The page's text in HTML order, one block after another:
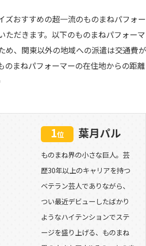
ズおすすめの超一流のものまねパフォー
ただきます。以下のものまねパフォーマ
め、関東以外の地域への派遣は交通費が
のまねパフォーマーの在住地からの距離
1位 葉月パル
ものまね界の小さな巨人。芸
歴30年以上のキャリアを持つ
ベテラン芸人でありながら、
つい最近デビューしたばかり
ようなハイテンションでステ
ージを盛り上げる、ものまね